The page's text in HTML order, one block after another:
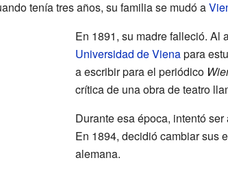
tenía tres años, su familia se mudó a
En 1891, su madre falleció. Al
Universidad de Vienapara
a escribir para el periódico
crítica de una obra de teatro
Durante esa época, intentó
En 1894, decidió cambiar sus
alemana.